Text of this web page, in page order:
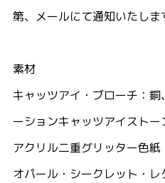
第、メールにて通知いたしま
素材
キャッツアイ・ブローチ：
ーションキャッツアイストー
アクリル二重グリッター色
オパール・シークレット・レ